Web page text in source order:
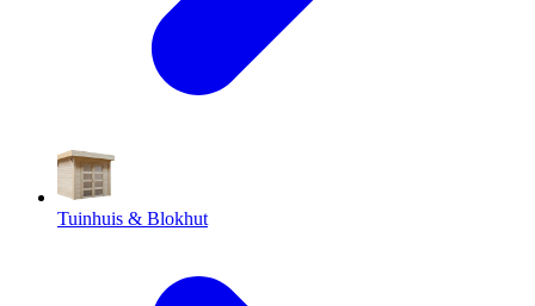
Tuinhuis & Blokhut